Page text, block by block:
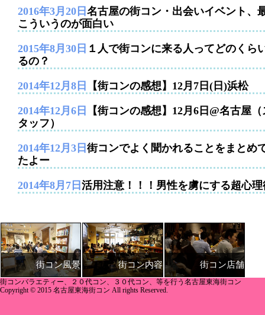
2016年3月20日 名古屋の街コン・出会いイベント、
こういうのが面白い
2015年8月30日 １人で街コンに来る人ってどのくら
るの？
2014年12月8日 【街コンの感想】12月7日(日)浜松
2014年12月6日
【街コンの感想】12月6日@名古屋（
タッフ）
2014年12月3日 街コンでよく聞かれることをまとめ
たよー
2014年8月7日 活用注意！！！男性を虜にする超心理
街コン風景 街コン内容 街コン店舗
街コンバラエティー、２０代コン、３０代コン、等を行う名古屋東海街コン
Copyright © 2015 名古屋東海街コン All rights Reserved.